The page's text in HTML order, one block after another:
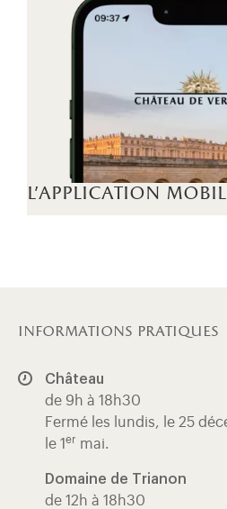
l'application
informations pratiques
Château
de 9h à 18h30
Fermé les lundis, le 25
le 1 er mai.
Domaine de Trianon
de 12h à 18h30